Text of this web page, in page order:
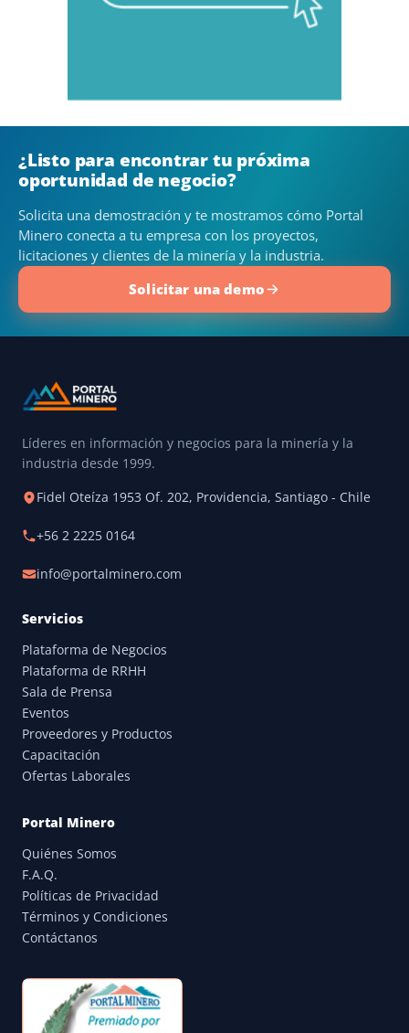
¿Listo para encontrar tu próxima
oportunidad de negocio?
Solicita una demostración y te mostramos cómo Portal
Minero conecta a tu empresa con los proyectos,
licitaciones y clientes de la minería y la industria.
Solicitar una demo
Líderes en información y negocios para la minería y la
industria desde 1999.
Fidel Oteíza 1953 Of. 202, Providencia, Santiago - Chile
+56 2 2225 0164
info@portalminero.com
Servicios
Plataforma de Negocios
Plataforma de RRHH
Sala de Prensa
Eventos
Proveedores y Productos
Capacitación
Ofertas Laborales
Portal Minero
Quiénes Somos
F.A.Q.
Políticas de Privacidad
Términos y Condiciones
Contáctanos